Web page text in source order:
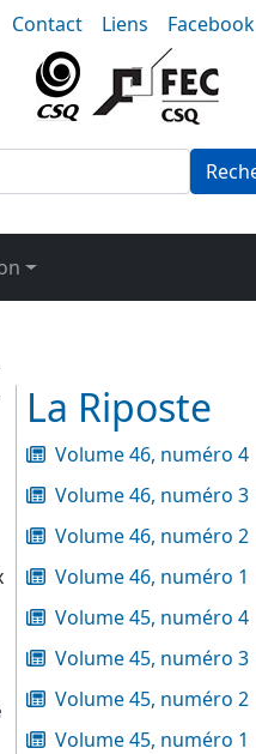
Contact Liens Facebook
La Riposte
Volume 46, numéro 4
Volume 46, numéro 3
Volume 46, numéro 2
Volume 46, numéro 1
Volume 45, numéro 4
Volume 45, numéro 3
Volume 45, numéro 2
Volume 45, numéro 1